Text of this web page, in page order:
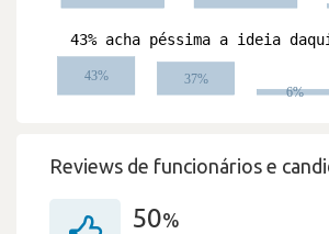
Reviews de funcionários e
50%